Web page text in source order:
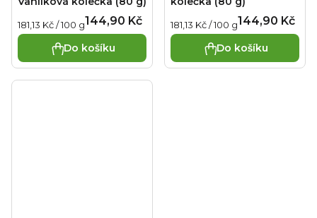
144,90 Kč
Měrná
cena:
181,13 Kč / 100 g
Do košíku
144,90 Kč
Měrná
cena:
181,13 Kč / 100 g
Do košíku